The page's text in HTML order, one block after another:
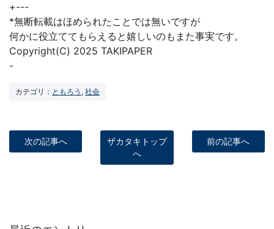
+---
*無断転載はほめられたことでは無いですが
何かに役立ててもらえると嬉しいのもまた事実です。
Copyright(C) 2025 TAKIPAPER
-
カテゴリ： ともろう , 社会
次の記事へ
ザカタキトップ
へ
前の記事へ